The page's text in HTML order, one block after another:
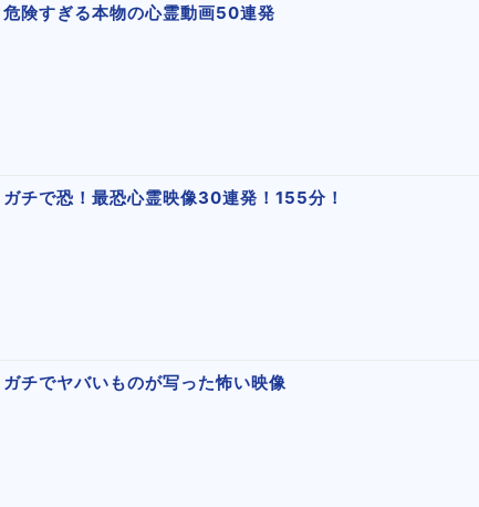
危険すぎる本物の心霊動画50連発
ガチで恐！最恐心霊映像30連発！155分！
ガチでヤバいものが写った怖い映像